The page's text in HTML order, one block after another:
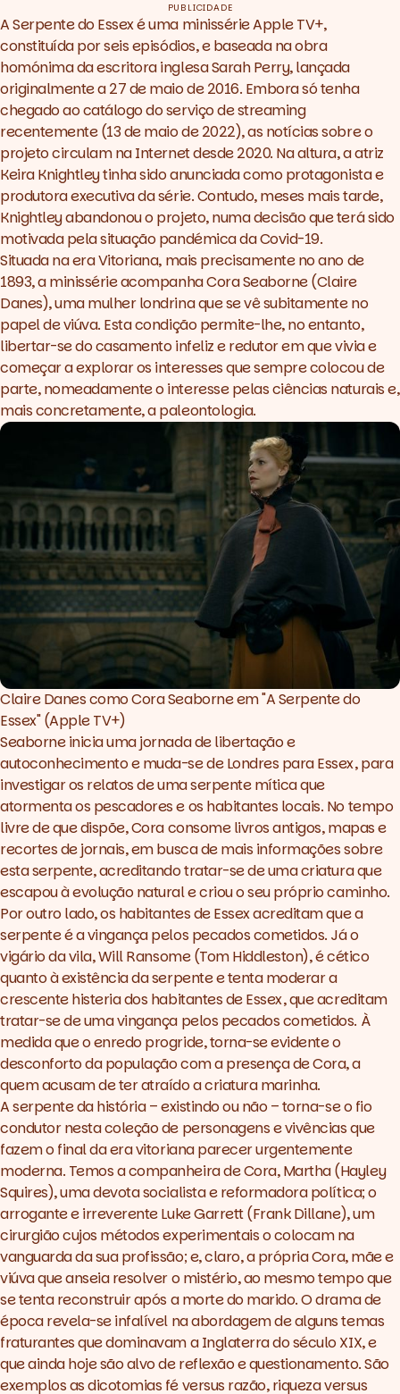
PUBLICIDADE
A Serpente do Essexé uma minissérie Apple TV+,
constituída por seis episódios, e baseada na obra
homónima da escritora inglesa Sarah Perry, lançada
originalmente a 27 de maio de 2016. Embora só tenha
chegado ao catálogo do serviço de streaming
recentemente (13 de maio de 2022), as notícias sobre o
projeto circulam na Internet desde 2020. Na altura, a atriz
Keira Knightley tinha sido anunciada como protagonista e
produtora executiva da série. Contudo, meses mais tarde,
Knightley abandonou o projeto, numa decisão que terá sido
motivada pela situação pandémica da Covid-19.
Situada na era Vitoriana, mais precisamente no ano de
1893, a minissérie acompanha Cora Seaborne (Claire
Danes), uma mulher londrina que se vê subitamente no
papel de viúva. Esta condição permite-lhe, no entanto,
libertar-se do casamento infeliz e redutor em que vivia e
começar a explorar os interesses que sempre colocou de
parte, nomeadamente o interesse pelas ciências naturais e,
mais concretamente, a paleontologia.
Claire Danes como Cora Seaborne em "A Serpente do
Essex" (Apple TV+)
Seaborne inicia uma jornada de libertação e
autoconhecimento e muda-se de Londres para Essex, para
investigar os relatos de uma serpente mítica que
atormenta os pescadores e os habitantes locais. No tempo
livre de que dispõe, Cora consome livros antigos, mapas e
recortes de jornais, em busca de mais informações sobre
esta serpente, acreditando tratar-se de uma criatura que
escapou à evolução natural e criou o seu próprio caminho.
Por outro lado, os habitantes de Essex acreditam que a
serpente é a vingança pelos pecados cometidos. Já o
vigário da vila, Will Ransome (Tom Hiddleston), é cético
quanto à existência da serpente e tenta moderar a
crescente histeria dos habitantes de Essex, que acreditam
tratar-se de uma vingança pelos pecados cometidos. À
medida que o enredo progride, torna-se evidente o
desconforto da população com a presença de Cora, a
quem acusam de ter atraído a criatura marinha.
A serpente da história – existindo ou não – torna-se o fio
condutor nesta coleção de personagens e vivências que
fazem o final da era vitoriana parecer urgentemente
moderna. Temos a companheira de Cora, Martha (Hayley
Squires), uma devota socialista e reformadora política; o
arrogante e irreverente Luke Garrett (Frank Dillane), um
cirurgião cujos métodos experimentais o colocam na
vanguarda da sua profissão; e, claro, a própria Cora, mãe e
viúva que anseia resolver o mistério, ao mesmo tempo que
se tenta reconstruir após a morte do marido. O drama de
época revela-se infalível na abordagem de alguns temas
fraturantes que dominavam a Inglaterra do século XIX, e
que ainda hoje são alvo de reflexão e questionamento. São
exemplos as dicotomias féversusrazão, riquezaversus